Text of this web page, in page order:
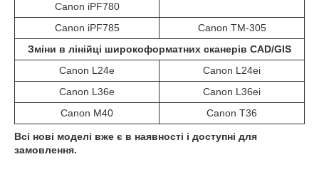
Canon iPF780
Canon iPF785
Canon TM-305
Зміни в лінійці широкоформатних сканерів CAD/GIS
Canon L24e
Canon L24ei
Canon L36e
Canon L36ei
Canon M40
Canon T36
Всі нові моделі вже є в наявності і доступні для
замовлення.